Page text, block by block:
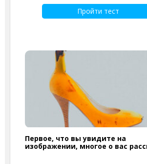
Пройти тест
Первое, что вы увидите на
изображении, многое о вас